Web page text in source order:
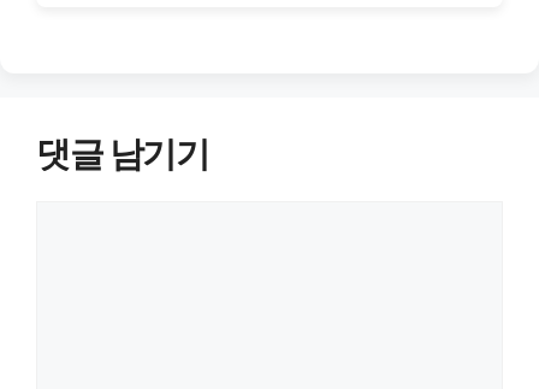
댓글 남기기